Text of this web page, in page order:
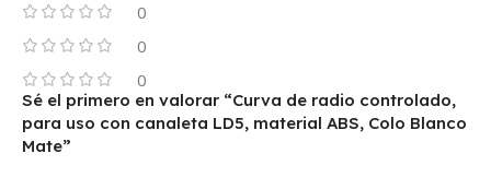
0
0
0
Sé el primero en valorar “Curva de radio controlado,
para uso con canaleta LD5, material ABS, Colo Blanco
Mate”